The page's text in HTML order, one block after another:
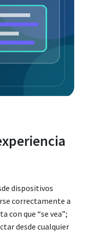
dispositivos
correctamente a
con que “se vea”;
desde cualquier